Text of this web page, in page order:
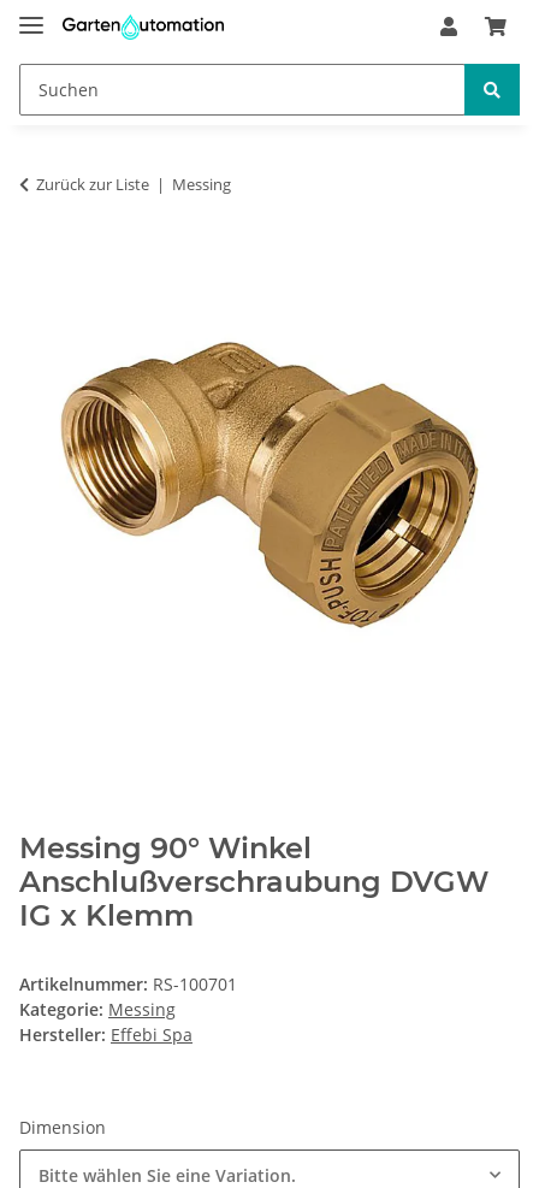
Zurück zur Liste Messing
Messing 90° Winkel
Anschlußverschraubung DVGW
IG x Klemm
Artikelnummer: RS-100701
Kategorie: Messing
Hersteller: Effebi Spa
Dimension
Bitte wählen Sie eine Variation.